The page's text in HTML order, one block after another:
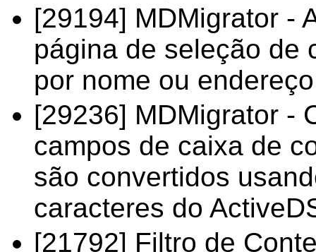
[29194] MDMigrator -
página de seleção de
por nome ou
[29236] MDMigrator -
campos de caixa de
são convertidos
caracteres do
[21792] Filtro de